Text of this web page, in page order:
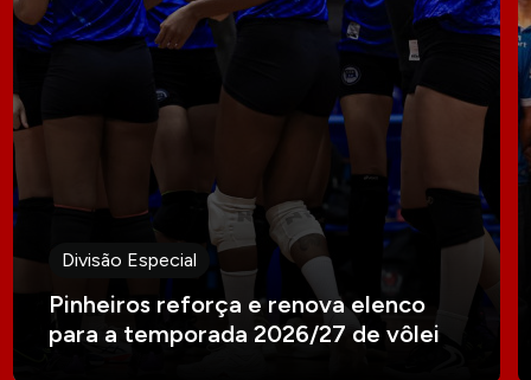
Divisão Especial
Pinheiros reforça e renova elenco
para a temporada 2026/27 de vôlei